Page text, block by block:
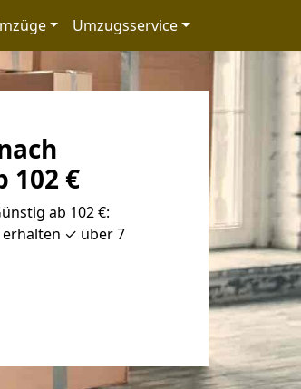
Umzugsservice
102 €
ab 102 €:
erhalten ✓ über 7